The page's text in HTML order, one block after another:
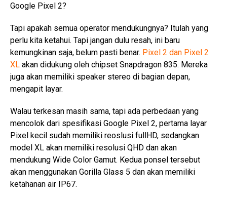
Google Pixel 2?
Tapi apakah semua operator mendukungnya? Itulah yang
perlu kita ketahui. Tapi jangan dulu resah, ini baru
kemungkinan saja, belum pasti benar. Pixel 2 dan Pixel 2
XL akan didukung oleh chipset Snapdragon 835. Mereka
juga akan memiliki speaker stereo di bagian depan,
mengapit layar.
Walau terkesan masih sama, tapi ada perbedaan yang
mencolok dari spesifikasi Google Pixel 2, pertama layar
Pixel kecil sudah memiliki reoslusi fullHD, sedangkan
model XL akan memiliki resolusi QHD dan akan
mendukung Wide Color Gamut. Kedua ponsel tersebut
akan menggunakan Gorilla Glass 5 dan akan memiliki
ketahanan air IP67.